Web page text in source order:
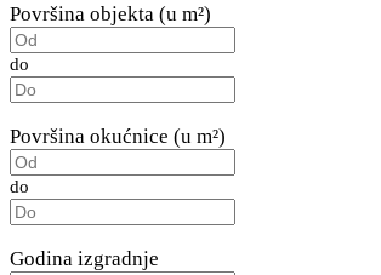
Površina objekta (u m²)
do
Površina okućnice (u m²)
do
Godina izgradnje